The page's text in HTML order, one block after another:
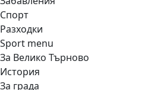
Спорт
Разходки
Sport menu
За Велико Търново
История
За града